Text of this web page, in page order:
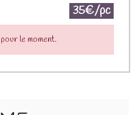
35€/pc
le moment.